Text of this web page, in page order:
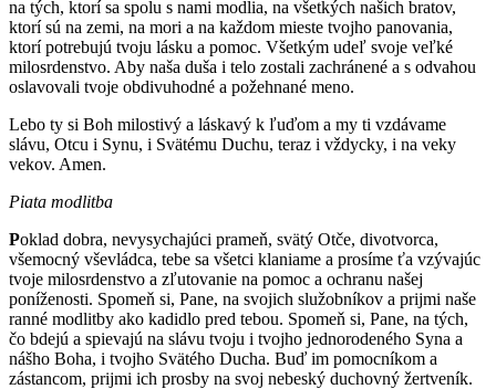
na tých, ktorí sa spolu s nami modlia, na všetkých našich bratov,
ktorí sú na zemi, na mori a na každom mieste tvojho panovania,
ktorí potrebujú tvoju lásku a pomoc. Všetkým udeľ svoje veľké
milosrdenstvo. Aby naša duša i telo zostali zachránené a s odvahou
oslavovali tvoje obdivuhodné a požehnané meno.
Lebo ty si Boh milostivý a láskavý k ľuďom a my ti vzdávame
slávu, Otcu i Synu, i Svätému Duchu, teraz i vždycky, i na veky
vekov. Amen.
Piata modlitba
Poklad dobra, nevysychajúci prameň, svätý Otče, divotvorca,
všemocný vševládca, tebe sa všetci klaniame a prosíme ťa vzývajúc
tvoje milosrdenstvo a zľutovanie na pomoc a ochranu našej
poníženosti. Spomeň si, Pane, na svojich služobníkov a prijmi naše
ranné modlitby ako kadidlo pred tebou. Spomeň si, Pane, na tých,
čo bdejú a spievajú na slávu tvoju i tvojho jednorodeného Syna a
nášho Boha, i tvojho Svätého Ducha. Buď im pomocníkom a
zástancom, prijmi ich prosby na svoj nebeský duchovný žertveník.